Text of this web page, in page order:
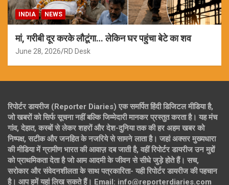
INDIA NEWS
मां, गरीबी दूर करके लौटूंगा… लेकिन घर पहुंचा बेटे का शव
June 28, 2026 RD Desk
रिपोर्टर डायरीज (Reporter Diaries) एक समर्पित हिंदी डिजिटल मीडिया है,
जो खबरों को सिर्फ सूचना नहीं बल्कि जिम्मेदारी मानकर प्रस्तुत करता है। यह मंच
गांव, देहात, कस्बों से लेकर शहरों और देश-दुनिया तक की हर अहम खबर को
निष्पक्ष, सटीक और जनहित के नजरिये से सामने लाता है। जहां अक्सर मुख्यधारा
की मीडिया में ग्रामीण भारत की आवाज़ दब जाती है, वहीं रिपोर्टर डायरीज उन मुद्दों
को प्राथमिकता देता है जो आम आदमी के जीवन से सीधे जुड़े होते हैं। सच,
सरोकार और संवेदनशीलता के साथ पत्रकारिता- यही रिपोर्टर डायरीज की पहचान
है। आप हमें यहां लिख सकते हैं। Email: info@reporterdiaries.com